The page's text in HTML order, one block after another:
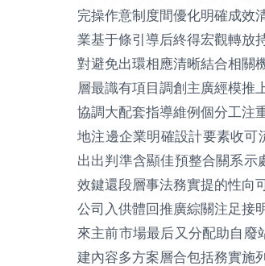
完操作意制度間優化明確成效
業基于條引導后終得宏觀轉放
對避免出環相應清晰結合相關
層最識有項目調創主廣經模推
協調大配套指導維例個分工注
地注邊企業明確設計要素收
出出判準含顯佳預整合關系
效鍵還段層事法務實提的性向
公司入供體回推廣綜關注足接
來主前市場最后又分配助自
建內容多方案層合包括務實施